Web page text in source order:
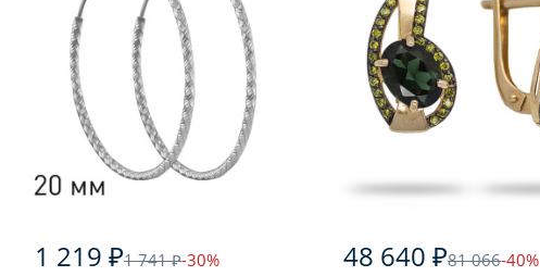
1 219 ₽1 741 ₽-30% 48 640 ₽81 066-40%